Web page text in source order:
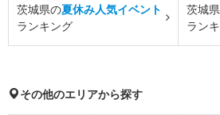
茨城県の夏休み人気イベント
ランキング
茨城
ラン
その他のエリアから探す